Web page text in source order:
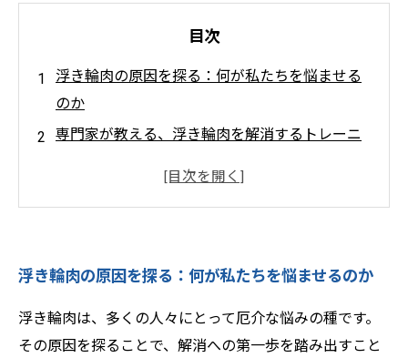
目次
浮き輪肉の原因を探る：何が私たちを悩ませる
のか
専門家が教える、浮き輪肉を解消するトレーニ
の重要性
目標に合わせたトレーニングプランの具体例
理想的なお腹周りを手に入れるための第一歩を
浮き輪肉の原因を探る：何が私たちを悩ませるのか
浮き輪肉は、多くの人々にとって厄介な悩みの種です。
その原因を探ることで、解消への第一歩を踏み出すこと